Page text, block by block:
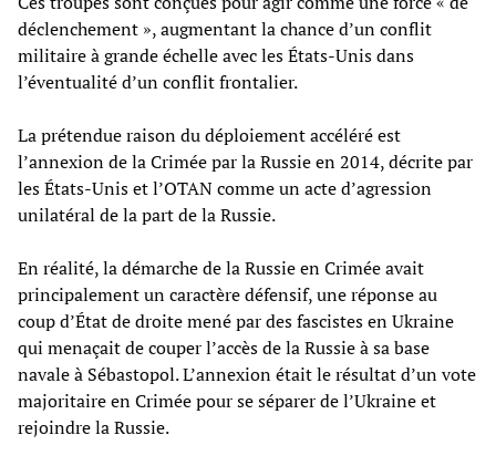
déclenchement », augmentant la chance d’un conflit
militaire à grande échelle avec les États-Unis dans
l’éventualité d’un conflit frontalier.
La prétendue raison du déploiement accéléré est
l’annexion de la Crimée par la Russie en 2014, décrite par
les États-Unis et l’OTAN comme un acte d’agression
unilatéral de la part de la Russie.
En réalité, la démarche de la Russie en Crimée avait
principalement un caractère défensif, une réponse au
coup d’État de droite mené par des fascistes en Ukraine
qui menaçait de couper l’accès de la Russie à sa base
navale à Sébastopol. L’annexion était le résultat d’un vote
majoritaire en Crimée pour se séparer de l’Ukraine et
rejoindre la Russie.